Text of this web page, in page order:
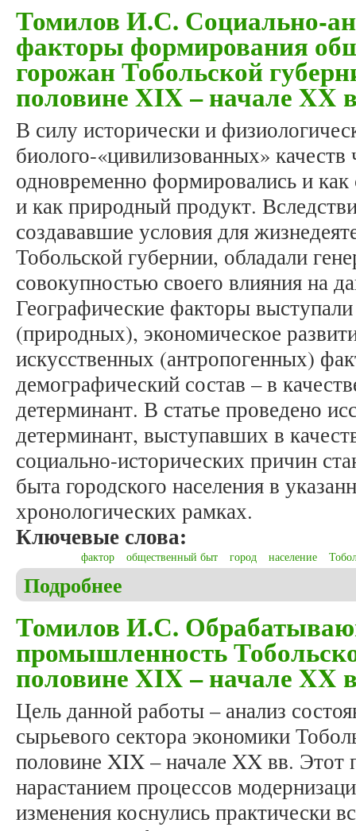
Томилов И.С. Социально-
факторы формирования
горожан Тобольской
половине XIX – начале XX
В силу исторически и
биолого-«цивилизованных» качеств
одновременно формировались и
и как природный продукт.
создававшие условия для
Тобольской губернии, обладали
совокупностью своего влияния на
Географические факторы
(природных), экономическое
искусственных (антропогенных)
демографический состав – в
детерминант. В статье проведено
детерминант, выступавших в
социально-исторических причин
быта городского населения в
хронологических рамках.
Ключевые слова:
фактор общественный быт город население
Подробнее
Томилов И.С.
промышленность
половине XIX – начале XX
Цель данной работы – анализ
сырьевого сектора экономики
половине XIX – начале XX вв. Этот
нарастанием процессов
изменения коснулись практически